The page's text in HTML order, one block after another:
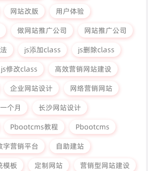
网站改版
用户体验
做网站推广公司
网站推广公司
js添加class
js删除class
js修改class
高效营销网站建设
企业网站设计
网络营销网站
个月
长沙网站设计
Pbootcms教程
Pbootcms
字营销平台
自助建站
模板 定制网站
营销型网站建设